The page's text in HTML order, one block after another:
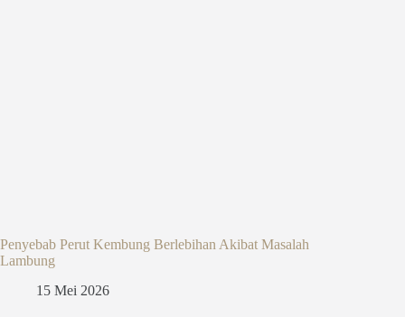
Penyebab Perut Kembung Berlebihan Akibat Masalah
Lambung
15 Mei 2026